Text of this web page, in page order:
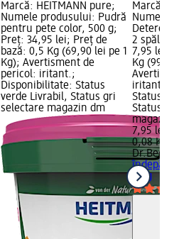
Marcă: HEITMANN pure;
Numele produsului: Pudră
pentru pete color, 500 g;
Preț: 34,95 lei; Preț de
bază: 0,5 Kg (69,90 lei pe 1
Kg); Avertisment de
pericol: iritant.;
Disponibilitate: Status
verde Livrabil, Status gri
selectare magazin dm
Marcă:
Numele
2
7,95 lei;
Kg
iritant.;
Status
Status
7,95 lei
0,08 Kg
80 g